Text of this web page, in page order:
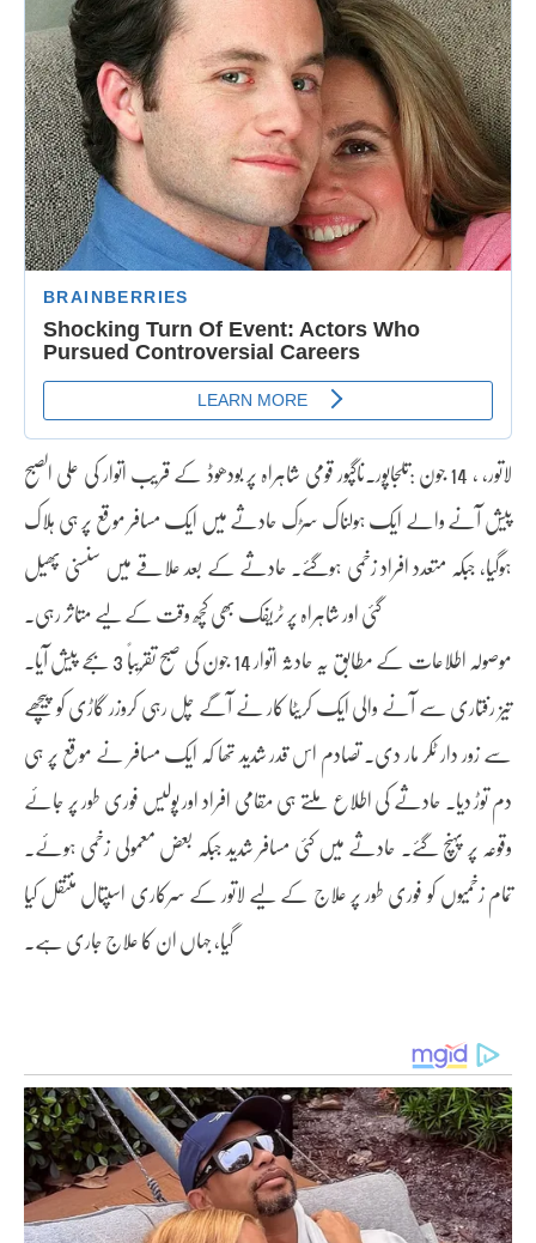
لاتور، ، 14 جون :تلجاپور۔ناگپور قومی شاہراہ پر بودھوڈ کے قریب اتوار کی علی الصبح
پیش آنے والے ایک ہولناک سڑک حادثے میں ایک مسافر موقع پر ہی ہلاک
ہوگیا، جبکہ متعدد افراد زخمی ہوگئے۔ حادثے کے بعد علاقے میں سنسنی پھیل
گئی اور شاہراہ پر ٹریفک بھی کچھ وقت کے لیے متاثر رہی۔
موصولہ اطلاعات کے مطابق یہ حادثہ اتوار 14 جون کی صبح تقریباً 3 بجے پیش آیا۔
تیز رفتاری سے آنے والی ایک کریٹا کار نے آگے چل رہی کروزر گاڑی کو پیچھے
سے زور دار ٹکر مار دی۔ تصادم اس قدر شدید تھا کہ ایک مسافر نے موقع پر ہی
دم توڑ دیا۔ حادثے کی اطلاع ملتے ہی مقامی افراد اور پولیس فوری طور پر جائے
وقوعہ پر پہنچ گئے۔ حادثے میں کئی مسافر شدید جبکہ بعض معمولی زخمی ہوئے۔
تمام زخمیوں کو فوری طور پر علاج کے لیے لاتور کے سرکاری اسپتال منتقل کیا
گیا، جہاں ان کا علاج جاری ہے۔